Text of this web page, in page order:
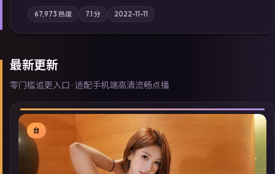
失踪人口档案牵出跨国灰色产业链；摄影与配乐强化地域气质；
站内亦可通过「国产免费观看高清电视剧在线看」延展检索同类
型高分佳作，畅享高清在线追剧体验。
67,973 热度 7.1分 2022-11-11
最新更新
零门槛追更入口 · 适配手机端高清流畅点播
台